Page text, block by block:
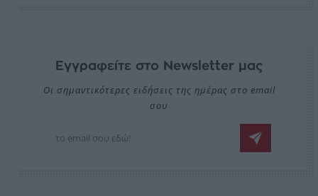
Εγγραφείτε στο Newsletter μας
Οι σημαντικότερες ειδήσεις της ημέρας στο email
σου